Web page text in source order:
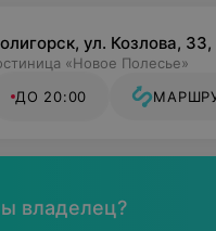
ул. Козлова, 33,
«Новое Полесье»
ДО 20:00
владелец?